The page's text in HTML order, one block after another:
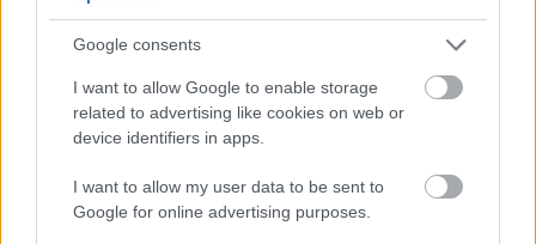
Google consents
I want to allow Google to enable storage
related to advertising like cookies on web or
device identifiers in apps.
I want to allow my user data to be sent to
Google for online advertising purposes.
Támogatás
a ManUtdFanatics.hu működését!